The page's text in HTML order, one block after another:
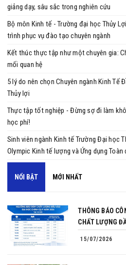
giảng dạy, sâu sắc trong nghiên cứu
Bộ môn Kinh tế - Trường đại học Thủy
trình phục vụ đào tạo chuyên ngành
Kết thúc thực tập như một chuyên gia:
mối quan hệ
5 lý do nên chọn Chuyên ngành Kinh Tế Đầu Tư tại
Thủy lợi
Thực tập tốt nghiệp - Đừng sợ đi làm
học phí!
Sinh viên ngành Kinh tế Trường Đại học
Olympic Kinh tế lượng và Ứng dụng Toàn
NỔI BẬT MỚI NHẤT
THÔNG BÁO
CHẤT LƯỢNG
15/07/2026